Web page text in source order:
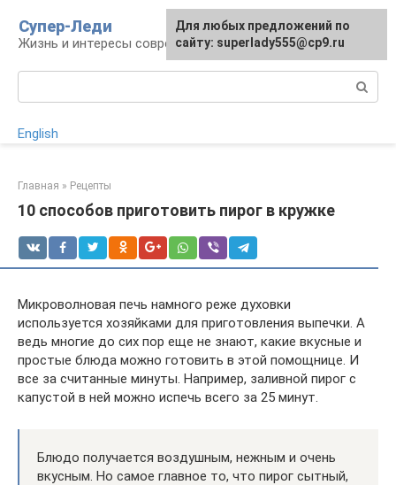
контенту
Супер-Леди
Жизнь и интересы современной женщины
English
Главная » Рецепты
10 способов приготовить пирог в кружке
Микроволновая печь намного реже духовки
используется хозяйками для приготовления выпечки. А
ведь многие до сих пор еще не знают, какие вкусные и
простые блюда можно готовить в этой помощнице. И
все за считанные минуты. Например, заливной пирог с
капустой в ней можно испечь всего за 25 минут.
Блюдо получается воздушным, нежным и очень
вкусным. Но самое главное то, что пирог сытный,
Для любых предложений по
сайту: superlady555@cp9.ru